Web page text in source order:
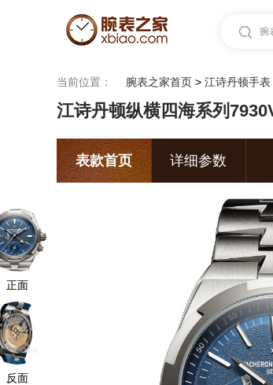
腕
当前位置： 腕表之家首页 > 江诗丹顿手表
江诗丹顿纵横四海系列
表款首页 详细参数
正面
反面